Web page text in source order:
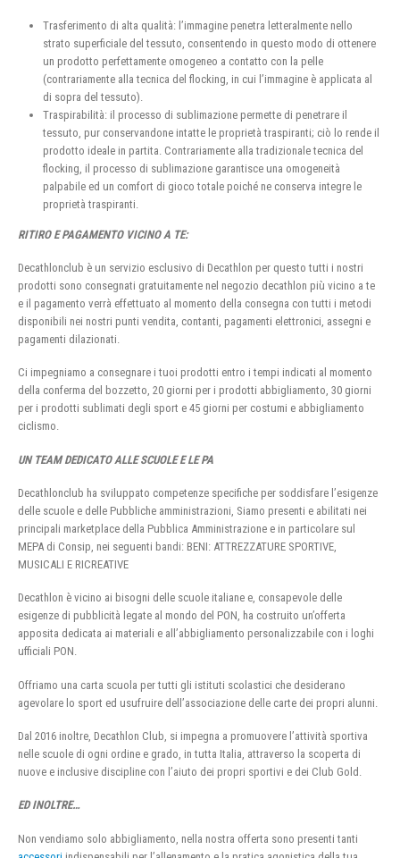
Trasferimento di alta qualità: l’immagine penetra letteralmente nello
strato superficiale del tessuto, consentendo in questo modo di ottenere
un prodotto perfettamente omogeneo a contatto con la pelle
(contrariamente alla tecnica del flocking, in cui l’immagine è applicata al
di sopra del tessuto).
Traspirabilità: il processo di sublimazione permette di penetrare il
tessuto, pur conservandone intatte le proprietà traspiranti; ciò lo rende il
prodotto ideale in partita. Contrariamente alla tradizionale tecnica del
flocking, il processo di sublimazione garantisce una omogeneità
palpabile ed un comfort di gioco totale poiché ne conserva integre le
proprietà traspiranti.
RITIRO E PAGAMENTO VICINO A TE:
Decathlonclub è un servizio esclusivo di Decathlon per questo tutti i nostri
prodotti sono consegnati gratuitamente nel negozio decathlon più vicino a te
e il pagamento verrà effettuato al momento della consegna con tutti i metodi
disponibili nei nostri punti vendita, contanti, pagamenti elettronici, assegni e
pagamenti dilazionati.
Ci impegniamo a consegnare i tuoi prodotti entro i tempi indicati al momento
della conferma del bozzetto, 20 giorni per i prodotti abbigliamento, 30 giorni
per i prodotti sublimati degli sport e 45 giorni per costumi e abbigliamento
ciclismo.
UN TEAM DEDICATO ALLE SCUOLE E LE PA
Decathlonclub ha sviluppato competenze specifiche per soddisfare l’esigenze
delle scuole e delle Pubbliche amministrazioni, Siamo presenti e abilitati nei
principali marketplace della Pubblica Amministrazione e in particolare sul
MEPA di Consip, nei seguenti bandi: BENI: ATTREZZATURE SPORTIVE,
MUSICALI E RICREATIVE
Decathlon è vicino ai bisogni delle scuole italiane e, consapevole delle
esigenze di pubblicità legate al mondo del PON, ha costruito un’offerta
apposita dedicata ai materiali e all’abbigliamento personalizzabile con i loghi
ufficiali PON.
Offriamo una carta scuola per tutti gli istituti scolastici che desiderano
agevolare lo sport ed usufruire dell’associazione delle carte dei propri alunni.
Dal 2016 inoltre, Decathlon Club, si impegna a promuovere l’attività sportiva
nelle scuole di ogni ordine e grado, in tutta Italia, attraverso la scoperta di
nuove e inclusive discipline con l’aiuto dei propri sportivi e dei Club Gold.
ED INOLTRE…
Non vendiamo solo abbigliamento, nella nostra offerta sono presenti tanti